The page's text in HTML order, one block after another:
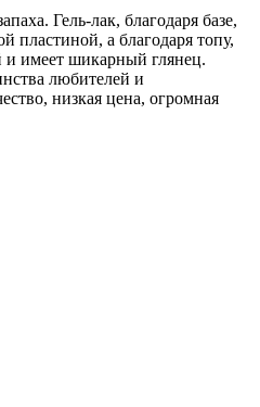
Гель-лак, благодаря базе,
пластиной, а благодаря топу,
и имеет шикарный глянец.
любителей и
низкая цена, огромная